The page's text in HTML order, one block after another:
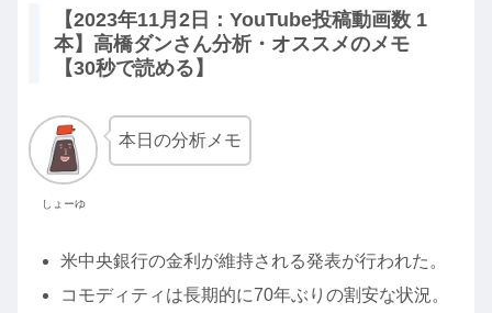
【2023年11月2日：YouTube投稿動画数 1
本】高橋ダンさん分析・オススメのメモ
【30秒で読める】
しょーゆ
本日の分析メモ
米中央銀行の金利が維持される発表が行われた。
コモディティは長期的に70年ぶりの割安な状況。